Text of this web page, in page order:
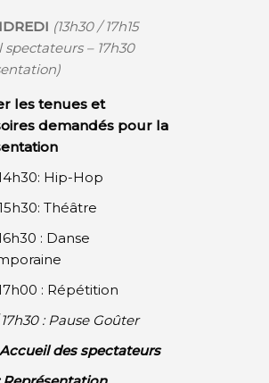
(13h30 / 17h15
spectateurs – 17h30
les tenues et
demandés pour la
Hip-Hop
Théâtre
: Danse
: Répétition
: Pause Goûter
Accueil des spectateurs